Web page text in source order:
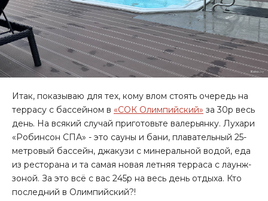
Итак, показываю для тех, кому влом стоять очередь на
террасу с бассейном в «СОК Олимпийский» за 30р весь
день. На всякий случай приготовьте валерьянку. Лухари
«Робинсон СПА» - это сауны и бани, плавательный 25-
метровый бассейн, джакузи с минеральной водой, еда
из ресторана и та самая новая летняя терраса с лаунж-
зоной. За это всё с вас 245р на весь день отдыха. Кто
последний в Олимпийский?!